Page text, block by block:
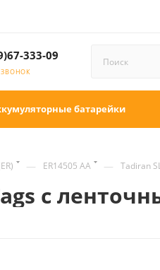
333-09
ЗВОНОК
батарейки
— ER14505 AA — Tadiran
с